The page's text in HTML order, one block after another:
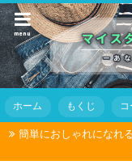
menu
ホーム もくじ
簡単におしゃれになれ